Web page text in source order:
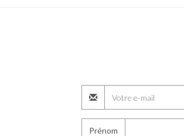
Prénom